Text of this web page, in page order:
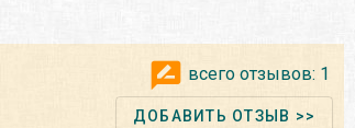
всего отзывов: 1
ДОБАВИТЬ ОТЗЫВ >>